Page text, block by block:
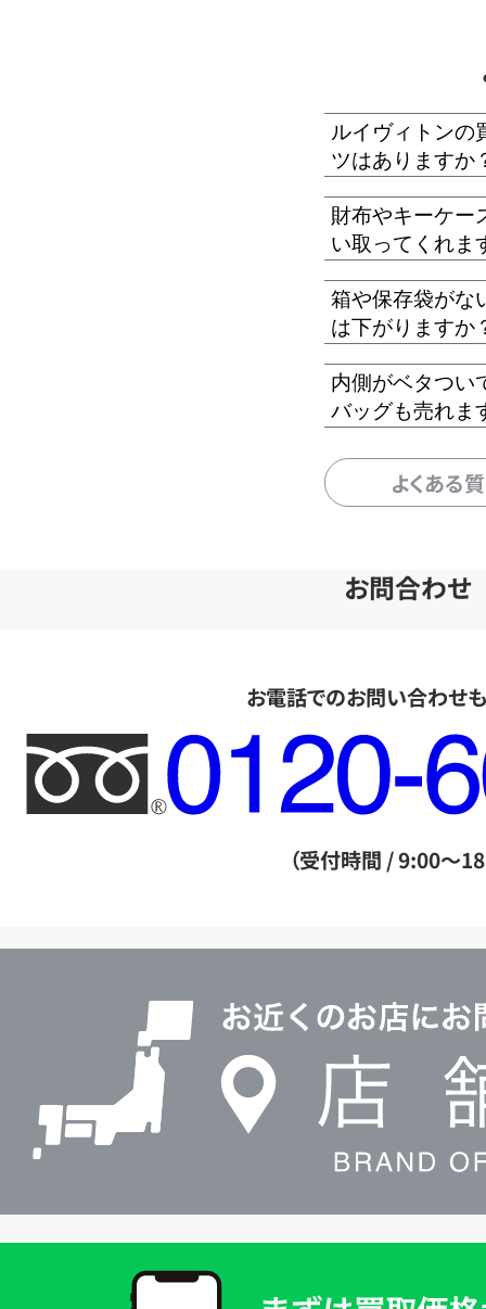
ルイヴィトンの
ツはありますか
財布やキーケー
い取ってくれま
箱や保存袋がな
は下がりますか
内側がベタつい
バッグも売れま
よくある
お問合わせ
お電話でのお問い合わせ
フ
リ
ー
ル
（受付時間 / 9:00～